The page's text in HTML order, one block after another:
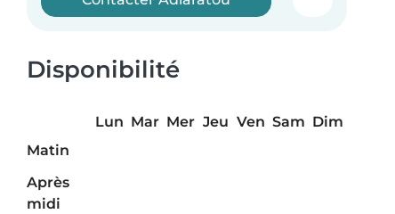
Disponibilité
Lun Mar Mer Jeu Ven Sam Dim
Matin
Après
midi